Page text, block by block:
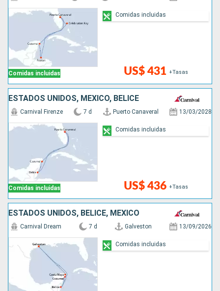
Comidas incluidas US$ 431 +Tasas
Comidas incluidas
ESTADOS UNIDOS, MÉXICO, BELICE
Comidas incluidas
Carnival Firenze 7 d Puerto Canaveral 13/03/2028
US$ 436 +Tasas
Comidas incluidas
ESTADOS UNIDOS, BELICE, MÉXICO
Carnival Dream 7 d Galveston 13/09/2026
Comidas incluidas